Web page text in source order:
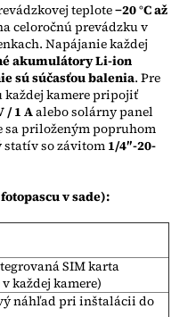
teplote−20 °C až
celoročnú prevádzku v
Napájanie každej
akumulátory Li-ion
sú súčasťou balenia. Pre
každej kamere pripojiť
/ 1 Aalebo solárny panel
sa priloženým popruhom
statív so závitom 1/4″-20-
v sade):
SIM karta
každej kamere)
náhľad pri inštalácii do